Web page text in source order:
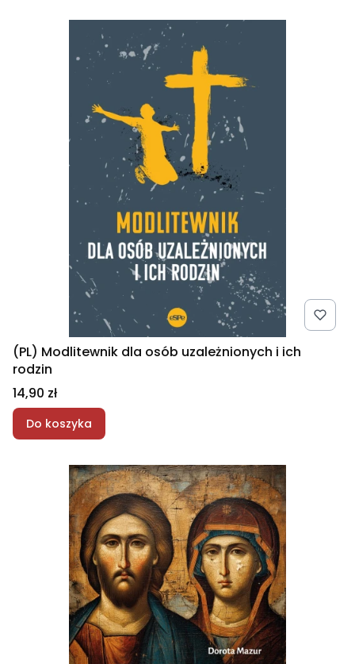
(PL) Modlitewnik dla osób uzależnionych i ich
rodzin
Cena
14,90 zł
Do koszyka